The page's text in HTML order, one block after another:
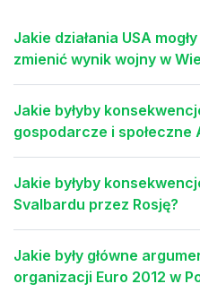
Jakie działania USA
zmienić wynik wojny w
Jakie byłyby
gospodarcze i społeczne
Jakie byłyby
Svalbardu przez Rosję?
Jakie były główne
organizacji Euro 2012 w